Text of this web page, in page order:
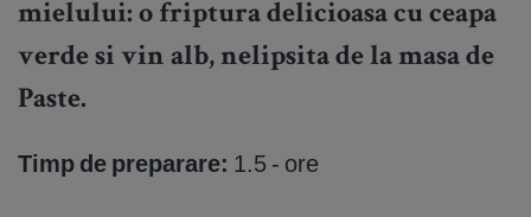
mielului: o friptura delicioasa cu ceapa
verde si vin alb, nelipsita de la masa de
Paste.
Timp de preparare: 1.5 - ore